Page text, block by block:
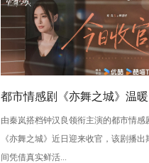
都市情感剧《亦舞之城》温暖
收官 秦岚以克制感演技打动
众
由秦岚搭档钟汉良领衔主演的都市情感
《亦舞之城》近日迎来收官，该剧播出
间凭借真实鲜活...